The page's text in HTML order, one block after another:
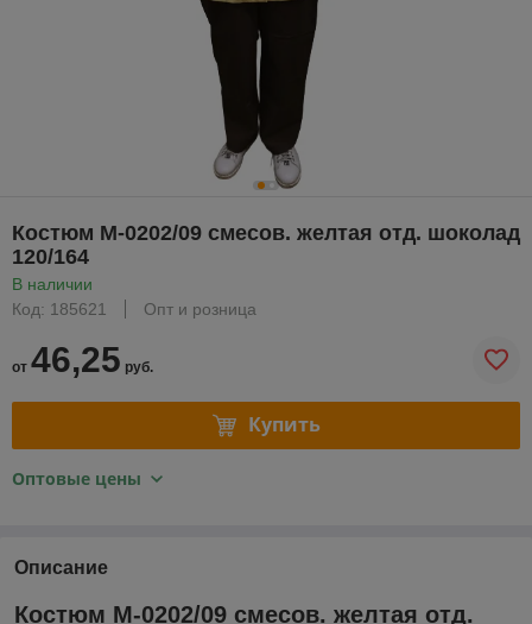
Костюм М-0202/09 смесов. желтая отд. шоколад
120/164
В наличии
Код: 185621
Опт и розница
от 46,25 руб.
Купить
Оптовые цены
Описание
Костюм М-0202/09 смесов. желтая отд.